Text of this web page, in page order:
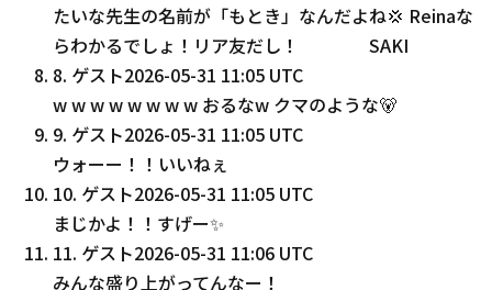
たいな先生の名前が「もとき」なんだよね💢 Reinaな
らわかるでしょ！リア友だし！ SAKI
8. ゲスト2026-05-31 11:05 UTC
w w w w w w w w おるなw クマのような🐻
9. ゲスト2026-05-31 11:05 UTC
ウォーー！！いいねぇ
10. ゲスト2026-05-31 11:05 UTC
まじかよ！！すげー✨
11. ゲスト2026-05-31 11:06 UTC
みんな盛り上がってんなー！